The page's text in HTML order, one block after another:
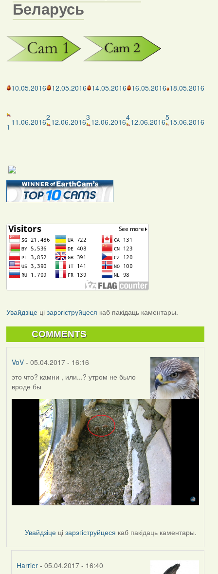
Беларусь
10.05.2016 12.05.2016 14.05.2016 16.05.2016 18.05.2016
1 11.06.20162 12.06.20163 12.06.2016412.06.2016515.06.2016
Увайдзіцеці зарэгіструйцеся каб пакідаць каментары.
COMMENTS
VoV- 05.04.2017 - 16:16
это что? камни , или...? утром не было
вроде бы
Увайдзіце цізарэгіструйцеся каб пакідаць каментары.
Harrier - 05.04.2017 - 16:40